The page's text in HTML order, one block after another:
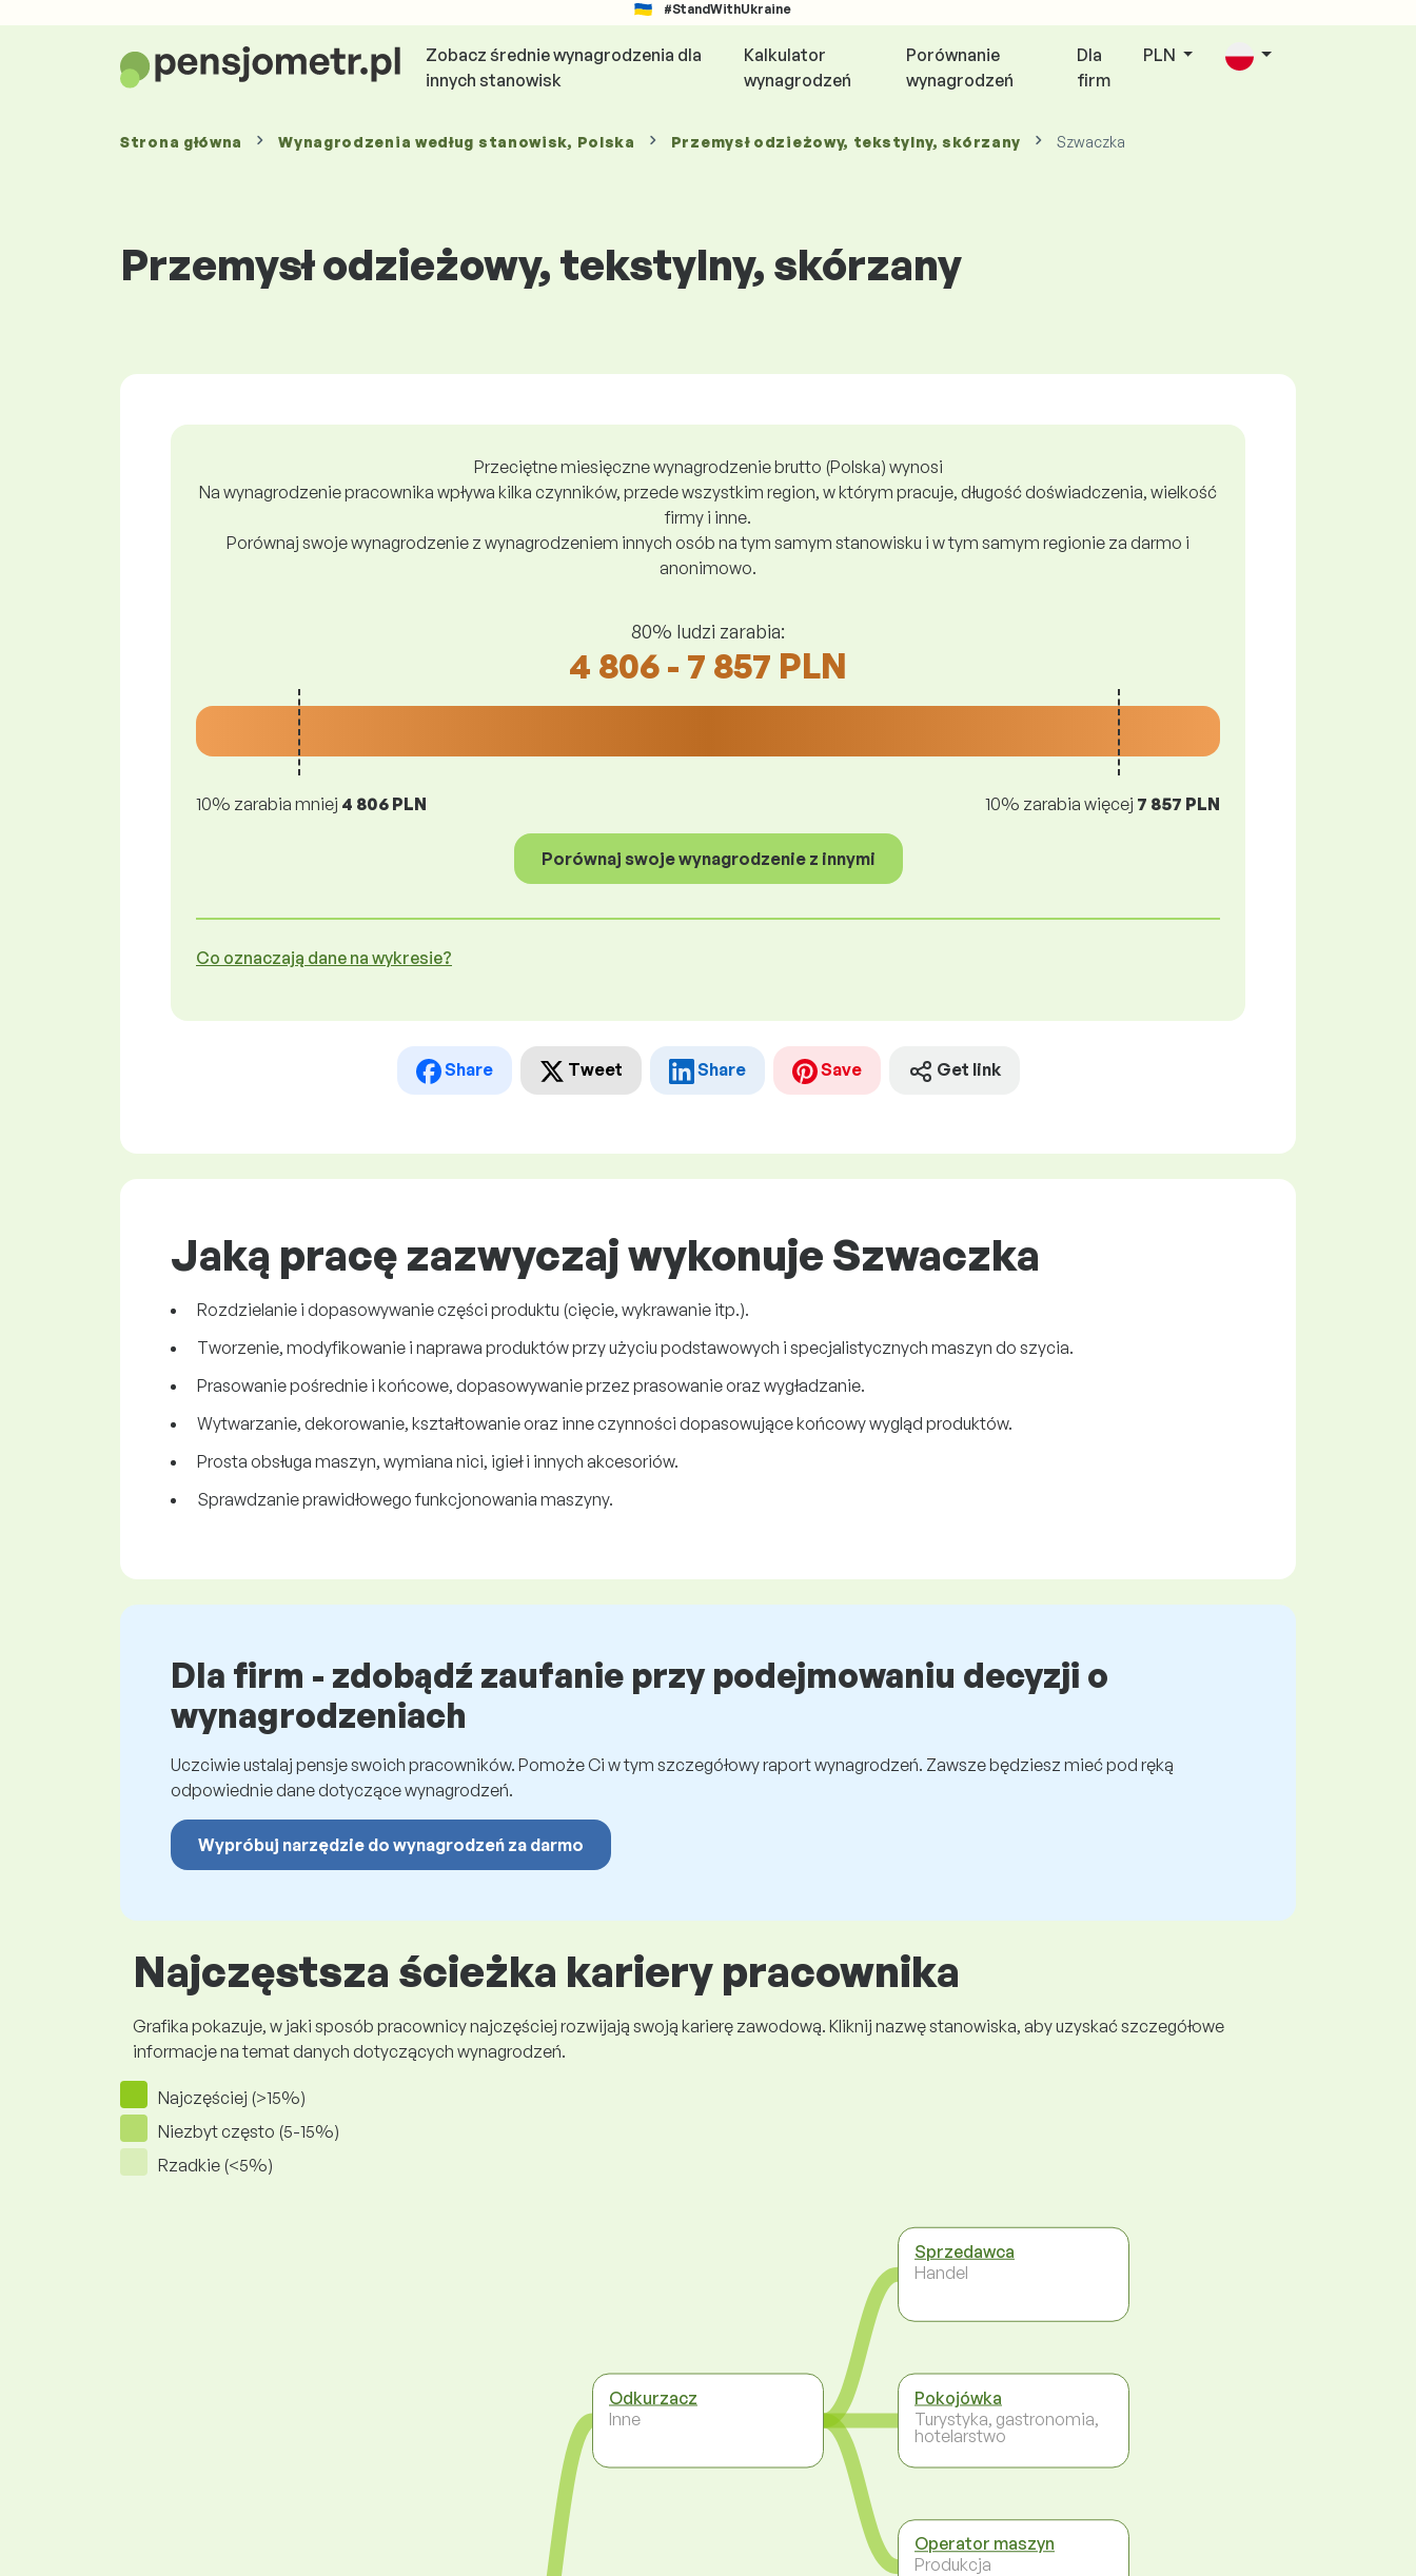
#StandWithUkraine
Zobacz średnie wynagrodzenia dla
innych stanowisk
Kalkulator
wynagrodzeń
Porównanie
wynagrodzeń
Dla
firm
PLN
Strona główna Wynagrodzenia według stanowisk, Polska Przemysł odzieżowy, tekstylny, skórzany Szwaczka
Przemysł odzieżowy, tekstylny, skórzany
Przeciętne miesięczne wynagrodzenie brutto (Polska) wynosi
Na wynagrodzenie pracownika wpływa kilka czynników, przede wszystkim region, w którym pracuje, długość doświadczenia, wielkość
firmy i inne.
Porównaj swoje wynagrodzenie z wynagrodzeniem innych osób na tym samym stanowisku i w tym samym regionie za darmo i
anonimowo.
80% ludzi zarabia:
4 806 - 7 857 PLN
10% zarabia mniej 4 806 PLN 10% zarabia więcej 7 857 PLN
Porównaj swoje wynagrodzenie z innymi
Co oznaczają dane na wykresie?
Share Tweet Share Save Get link
Jaką pracę zazwyczaj wykonuje Szwaczka
Rozdzielanie i dopasowywanie części produktu (cięcie, wykrawanie itp.).
Tworzenie, modyfikowanie i naprawa produktów przy użyciu podstawowych i specjalistycznych maszyn do szycia.
Prasowanie pośrednie i końcowe, dopasowywanie przez prasowanie oraz wygładzanie.
Wytwarzanie, dekorowanie, kształtowanie oraz inne czynności dopasowujące końcowy wygląd produktów.
Prosta obsługa maszyn, wymiana nici, igieł i innych akcesoriów.
Sprawdzanie prawidłowego funkcjonowania maszyny.
Dla firm - zdobądź zaufanie przy podejmowaniu decyzji o
wynagrodzeniach
Uczciwie ustalaj pensje swoich pracowników. Pomoże Ci w tym szczegółowy raport wynagrodzeń. Zawsze będziesz mieć pod ręką
odpowiednie dane dotyczące wynagrodzeń.
Wypróbuj narzędzie do wynagrodzeń za darmo
Najczęstsza ścieżka kariery pracownika
Grafika pokazuje, w jaki sposób pracownicy najczęściej rozwijają swoją karierę zawodową. Kliknij nazwę stanowiska, aby uzyskać szczegółowe
informacje na temat danych dotyczących wynagrodzeń.
Najczęściej (>15%)
Niezbyt często (5-15%)
Rzadkie (<5%)
Odkurzacz
Inne
Sprzedawca
Handel
Pokojówka
Turystyka, gastronomia,
hotelarstwo
Operator maszyn
Produkcja